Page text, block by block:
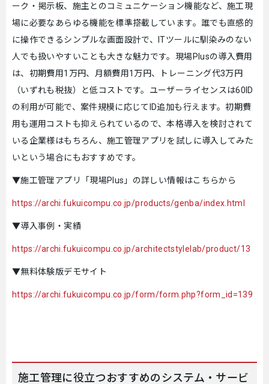
ーク・掲示板、施主とのコミュニケーション機能など、施工現
場に必要なあらゆる機能を標準搭載しています。誰でも直感的
に操作できるシンプルな画面設計で、ITツールに馴染みのない
人でも扱いやすいことも大きな魅力です。現場Plusの導入費用
は、初期費用1万円、月額費用1万円、トレーニング代3万円
（いずれも税抜）と低コストです。ユーザーライセンスは60ID
の利用が可能で、案件規模に応じてID追加も行えます。初期費
用も運用コストも抑えられているので、本格導入を検討されて
いる企業様はもちろん、施工管理アプリを試しに導入してみた
いという場合にもおすすめです。
▼施工管理アプリ「現場Plus」の詳しい情報はこちらから
https://archi.fukuicompu.co.jp/products/genba/index.html
▼導入事例・実績
https://archi.fukuicompu.co.jp/architectstylelab/product/13
▼無料体験版デモサイト
https://archi.fukuicompu.co.jp/form/form.php?form_id=139
施工管理に役立つおすすめのシステム・サービ